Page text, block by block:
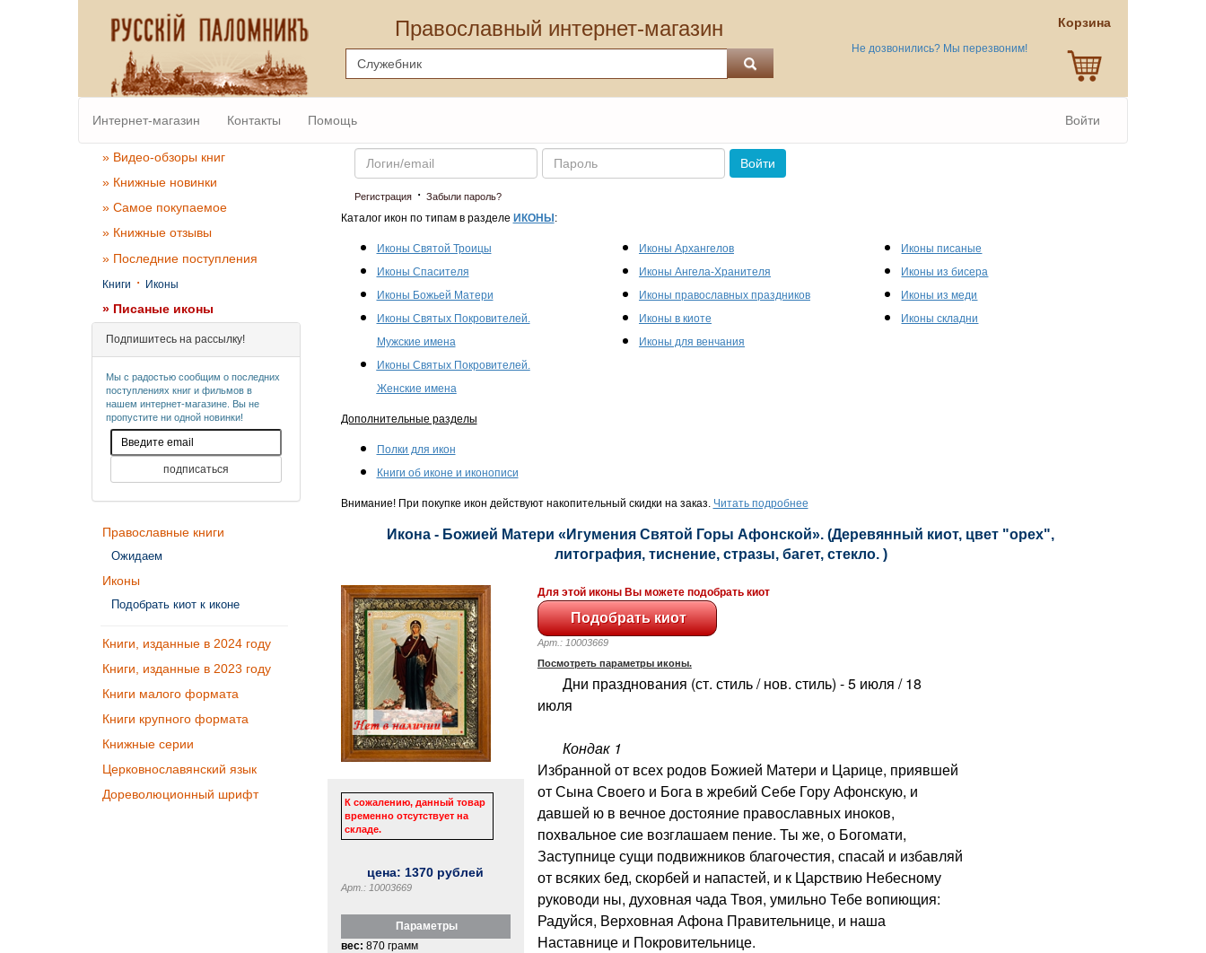
Православный интернет-магазин
Не дозвонились? Мы перезвоним!
Корзина
Интернет-магазин Контакты Помощь Войти
» Видео-обзоры книг
» Книжные новинки
» Самое покупаемое
» Книжные отзывы
» Последние поступления
Книги · Иконы
» Писаные иконы
Подпишитесь на рассылку!
Мы с радостью сообщим о последних
поступлениях книг и фильмов в
нашем интернет-магазине. Вы не
пропустите ни одной новинки!
Православные книги
Ожидаем
Иконы
Подобрать киот к иконе
Книги, изданные в 2024 году
Книги, изданные в 2023 году
Книги малого формата
Книги крупного формата
Книжные серии
Церковнославянский язык
Дореволюционный шрифт
Email Пароль
Войти
Регистрация· Забыли пароль?
Каталог икон по типам в разделе ИКОНЫ :
Иконы Святой Троицы
Иконы Спасителя
Иконы Божьей Матери
Иконы Святых Покровителей.
Мужские имена
Иконы Святых Покровителей.
Женские имена
Иконы Архангелов
Иконы Ангела-Хранителя
Иконы православных праздников
Иконы в киоте
Иконы для венчания
Иконы писаные
Иконы из бисера
Иконы из меди
Иконы складни
Дополнительные разделы
Полки для икон
Книги об иконе и иконописи
Внимание! При покупке икон действуют накопительный скидки на заказ. Читать подробнее
Икона - Божией Матери «Игумения Святой Горы Афонской». (Деревянный киот, цвет "орех",
литография, тиснение, стразы, багет, стекло. )
К сожалению, данный товар
временно отсутствует на
складе.
цена: 1370 рублей
Арт.: 10003669
Параметры
вес: 870 грамм
Для этой иконы Вы можете подобрать киот
Арт.: 10003669
Посмотреть параметры иконы.
Дни празднования (ст. стиль / нов. стиль) - 5 июля / 18
июля
Кондак 1
Избранной от всех родов Божией Матери и Царице, приявшей
от Сына Своего и Бога в жребий Себе Гору Афонскую, и
давшей ю в вечное достояние православных иноков,
похвальное сие возглашаем пение. Ты же, о Богомати,
Заступнице сущи подвижников благочестия, спасай и избавляй
от всяких бед, скорбей и напастей, и к Царствию Небесному
руководи ны, духовная чада Твоя, умильно Тебе вопиющия:
Радуйся, Верховная Афона Правительнице, и наша
Наставнице и Покровительнице.